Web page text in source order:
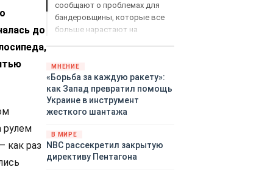
до
рулем
как раз
сообщают о проблемах для
бандеровщины, которые все
больше нарастают на
«страны 404» в следующем
году. Однако киевские
временщики не торопятся
заключать мир - ведь есть
поддержка в ЕС.
Британии и Германии, выборы
во Франции могут полностью
изменить геополитический
МНЕНИЕ
«Борьба за каждую ракету»:
как Запад превратил помощь
Украине в инструмент
жесткого шантажа
В МИРЕ
NBC рассекретил закрытую
директиву Пентагона